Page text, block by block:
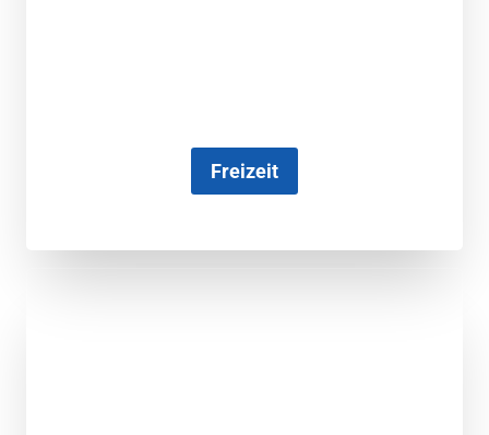
Freizeit